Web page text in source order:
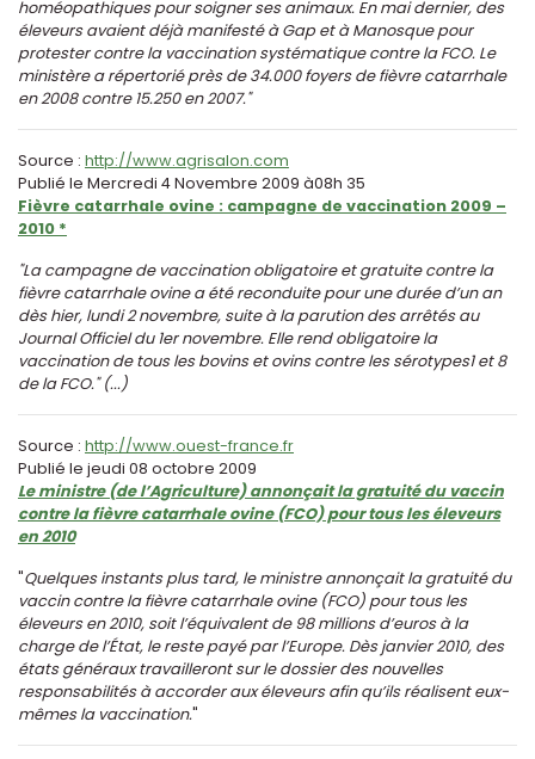
homéopathiques pour soigner ses animaux. En mai dernier, des
éleveurs avaient déjà manifesté à Gap et à Manosque pour
protester contre la vaccination systématique contre la FCO. Le
ministère a répertorié près de 34.000 foyers de fièvre catarrhale
en 2008 contre 15.250 en 2007."
Source : http://www.agrisalon.com
Publié le Mercredi 4 Novembre 2009 à08h 35
Fièvre catarrhale ovine : campagne de vaccination 2009 –
2010 *
"La campagne de vaccination obligatoire et gratuite contre la
fièvre catarrhale ovine a été reconduite pour une durée d’un an
dès hier, lundi 2 novembre, suite à la parution des arrêtés au
Journal Officiel du 1er novembre. Elle rend obligatoire la
vaccination de tous les bovins et ovins contre les sérotypes1 et 8
de la FCO." (...)
Source : http://www.ouest-france.fr
Publié le jeudi 08 octobre 2009
Le ministre (de l’Agriculture) annonçait la gratuité du vaccin
contre la fièvre catarrhale ovine (FCO) pour tous les éleveurs
en 2010
"Quelques instants plus tard, le ministre annonçait la gratuité du
vaccin contre la fièvre catarrhale ovine (FCO) pour tous les
éleveurs en 2010, soit l’équivalent de 98 millions d’euros à la
charge de l’État, le reste payé par l’Europe. Dès janvier 2010, des
états généraux travailleront sur le dossier des nouvelles
responsabilités à accorder aux éleveurs afin qu’ils réalisent eux-
mêmes la vaccination."